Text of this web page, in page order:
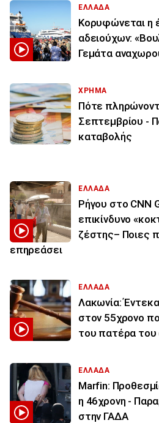
ΕΛΛΑΔΑ
Κορυφώνεται η
αδειούχων:
Γεμάτα
ΧΡΗΜΑ
Πότε
Σεπτεμβρίου -
καταβολής
ΕΛΛΑΔΑ
Ρήγου στο CNN
επικίνδυνο
ζέστης– Ποιες
επηρεάσει
ΕΛΛΑΔΑ
Λακωνία:
στον 55χρονο
του πατέρα
ΕΛΛΑΔΑ
Marfin:
η 46χρονη -
στην ΓΑΔΑ